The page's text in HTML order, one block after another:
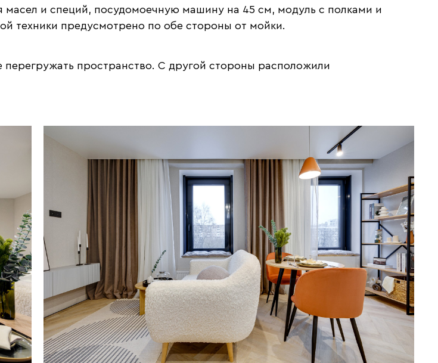
и специй, посудомоечную машину на 45 см, модуль с полками и
техники предусмотрено по обе стороны от мойки.
пространство. С другой стороны расположили